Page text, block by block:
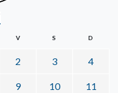
V S D
2 3 4
9 10 11